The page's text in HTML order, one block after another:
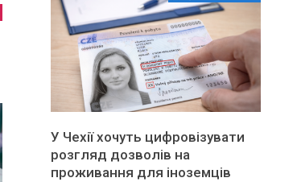
У Чехії хочуть цифровізувати
розгляд дозволів на
проживання для іноземців